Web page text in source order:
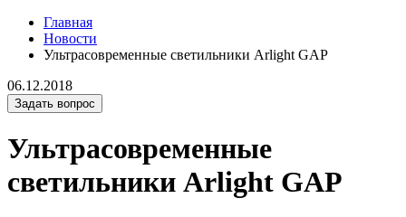
Главная
Новости
Ультрасовременные светильники Arlight GAP
06.12.2018
Задать вопрос
Ультрасовременные
светильники Arlight GAP